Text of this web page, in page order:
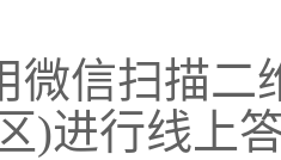
微信扫描二
)进行线上